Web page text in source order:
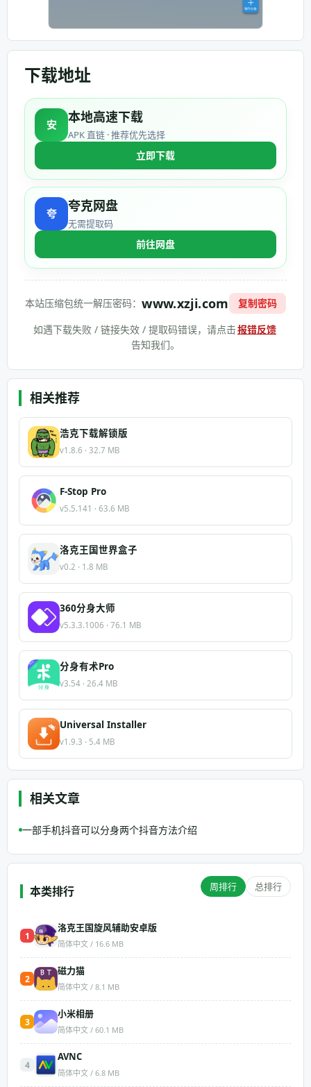
下载地址
安 本地高速下载
APK 直链 · 推荐优先选择
立即下载
夸克网盘
无需提取码
前往网盘
本站压缩包统一解压密码：www.xzji.com
复制密码
如遇下载失败 / 链接失效 / 提取码错误，请点击报错反馈
告知我们。
相关推荐
浩克下载解锁版
v1.8.6 · 32.7 MB
F-Stop Pro
v5.5.141 · 63.6 MB
洛克王国世界盒子
v0.2 · 1.8 MB
360分身大师
v5.3.3.1006 · 76.1 MB
分身有术Pro
v3.54 · 26.4 MB
Universal Installer
v1.9.3 · 5.4 MB
相关文章
一部手机抖音可以分身两个抖音方法介绍
本类排行 周排行 总排行
1
洛克王国旋风辅助安卓版
简体中文 / 16.6 MB
2
磁力猫
简体中文 / 8.1 MB
3
小米相册
简体中文 / 60.1 MB
4
AVNC
简体中文 / 6.8 MB